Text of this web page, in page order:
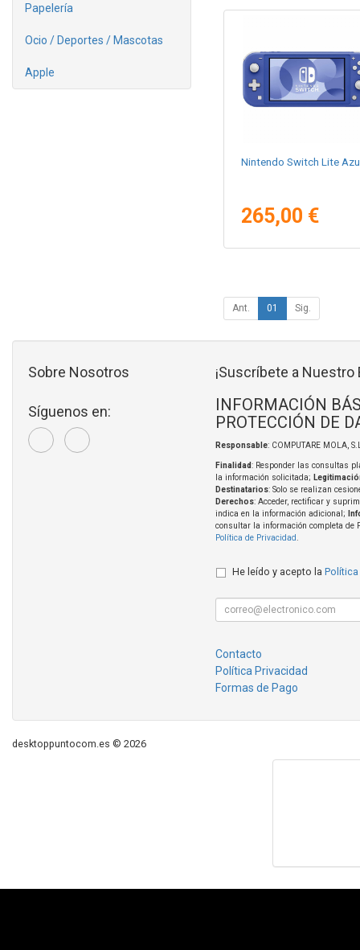
Papelería
Ocio / Deportes / Mascotas
Apple
Nintendo Switch Lite
265,00 €
Ant. 01 Sig.
Sobre Nosotros
Síguenos en:
¡Suscríbete a Nuestro
INFORMACIÓN
PROTECCIÓN DE
Responsable: COMPUTARE MOLA,
Finalidad: Responder las consultas
la información solicitada;
Destinatarios: Solo se realizan
Derechos: Acceder, rectificar y
indica en la información adicional;
consultar la información completa de
Política de Privacidad.
He leído y acepto la Política
Contacto
Política Privacidad
Formas de Pago
desktoppuntocom.es © 2026